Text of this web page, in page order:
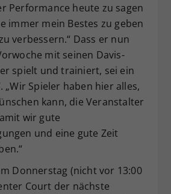
Performance heute zu sagen
immer mein Bestes zu geben
verbessern.“ Dass er nun
mit seinen Davis-
spielt und trainiert, sei ein
„Wir Spieler haben hier alles,
kann, die Veranstalter
wir gute
und eine gute Zeit
Donnerstag (nicht vor 13:00
Court der nächste